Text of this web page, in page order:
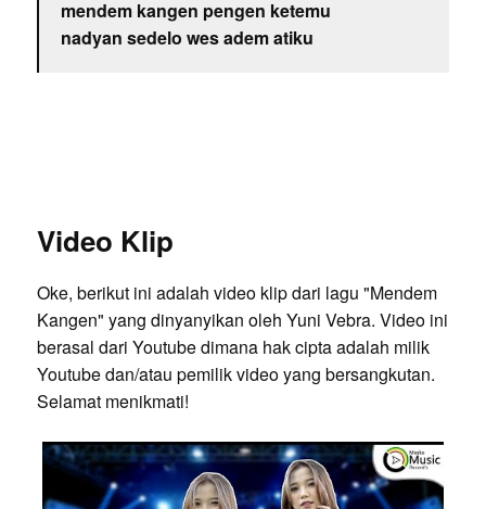
mendem kangen pengen ketemu
nadyan sedelo wes adem atiku
Video Klip
Oke, berikut ini adalah video klip dari lagu "Mendem
Kangen" yang dinyanyikan oleh Yuni Vebra. Video ini
berasal dari Youtube dimana hak cipta adalah milik
Youtube dan/atau pemilik video yang bersangkutan.
Selamat menikmati!